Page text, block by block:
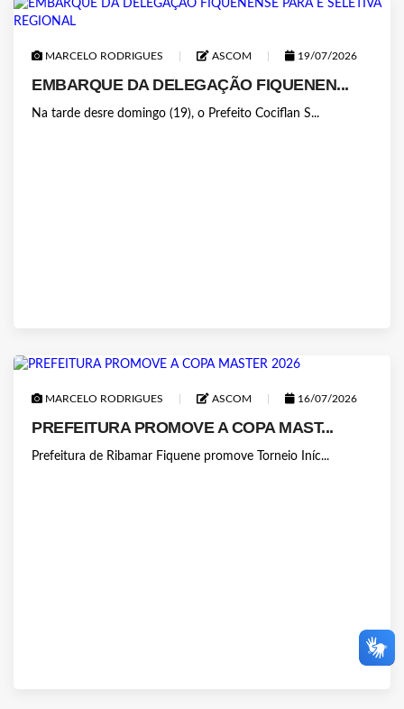
MARCELO RODRIGUES ASCOM 19/07/2026
EMBARQUE DA DELEGAÇÃO FIQUENEN...
Na tarde desre domingo (19), o Prefeito Cociflan S...
MARCELO RODRIGUES ASCOM 16/07/2026
PREFEITURA PROMOVE A COPA MAST...
Prefeitura de Ribamar Fiquene promove Torneio Iníc...